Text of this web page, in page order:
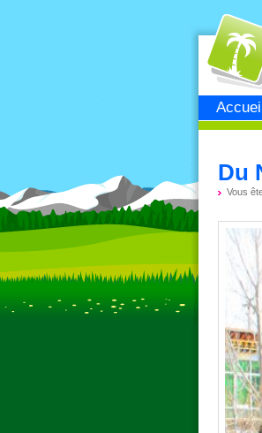
Fou
Du
Vous